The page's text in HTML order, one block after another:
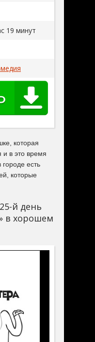
19 минут
которая
и в это время
городе есть
которые
й день
в хорошем